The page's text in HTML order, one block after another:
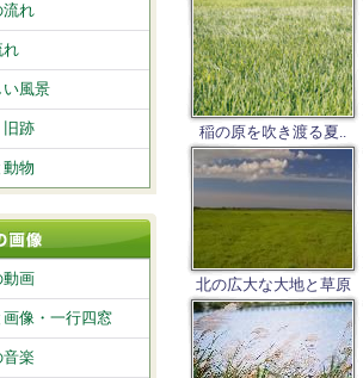
稲の原を吹き渡る夏..
北の広大な大地と草原
流れ
れ
い風景
旧跡
動物
動画
画像・一行四窓
音楽